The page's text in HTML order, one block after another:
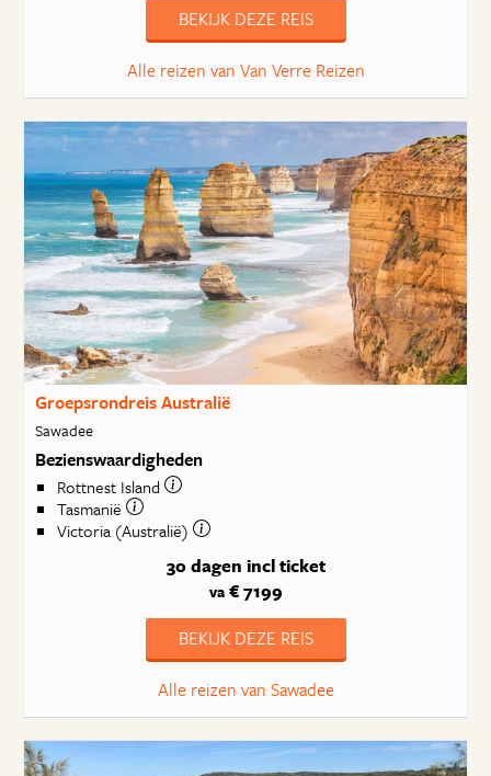
BEKIJK DEZE REIS
Alle reizen van Van Verre Reizen
Groepsrondreis Australië
Sawadee
Bezienswaardigheden
Rottnest Island
Tasmanië
Victoria (Australië)
30 dagen incl ticket
va€ 7199
BEKIJK DEZE REIS
Alle reizen van Sawadee